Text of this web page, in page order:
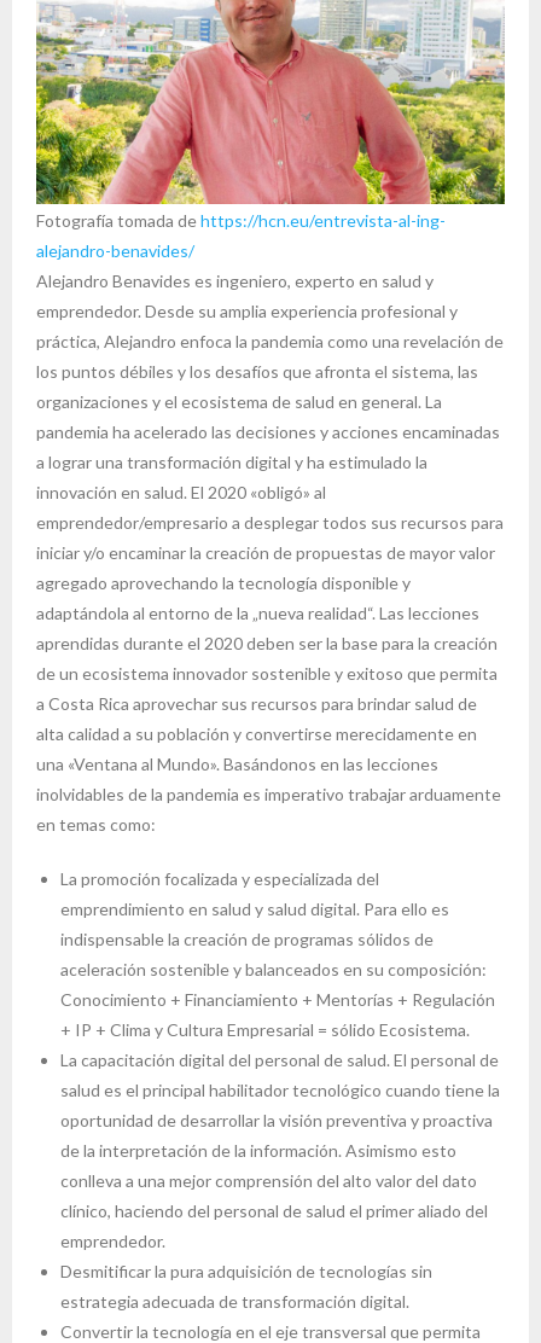
Fotografía tomada dehttps://hcn.eu/entrevista-al-ing-
alejandro-benavides/
Alejandro Benavides es ingeniero, experto en salud y
emprendedor. Desde su amplia experiencia profesional y
práctica, Alejandro enfoca la pandemia como una revelación de
los puntos débiles y los desafíos que afronta el sistema, las
organizaciones y el ecosistema de salud en general. La
pandemia ha acelerado las decisiones y acciones encaminadas
a lograr una transformación digital y ha estimulado la
innovación en salud. El 2020 «obligó» al
emprendedor/empresario a desplegar todos sus recursos para
iniciar y/o encaminar la creación de propuestas de mayor valor
agregado aprovechando la tecnología disponible y
adaptándola al entorno de la „nueva realidad“. Las lecciones
aprendidas durante el 2020 deben ser la base para la creación
de un ecosistema innovador sostenible y exitoso que permita
a Costa Rica aprovechar sus recursos para brindar salud de
alta calidad a su población y convertirse merecidamente en
una «Ventana al Mundo». Basándonos en las lecciones
inolvidables de la pandemia es imperativo trabajar arduamente
en temas como:
La promoción focalizada y especializada del
emprendimiento en salud y salud digital. Para ello es
indispensable la creación de programas sólidos de
aceleración sostenible y balanceados en su composición:
Conocimiento + Financiamiento + Mentorías + Regulación
+ IP + Clima y Cultura Empresarial = sólido Ecosistema.
La capacitación digital del personal de salud. El personal de
salud es el principal habilitador tecnológico cuando tiene la
oportunidad de desarrollar la visión preventiva y proactiva
de la interpretación de la información. Asimismo esto
conlleva a una mejor comprensión del alto valor del dato
clínico, haciendo del personal de salud el primer aliado del
emprendedor.
Desmitificar la pura adquisición de tecnologías sin
estrategia adecuada de transformación digital.
Convertir la tecnología en el eje transversal que permita